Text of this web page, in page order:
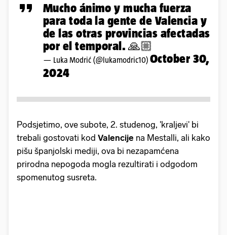
Mucho ánimo y mucha fuerza
para toda la gente de Valencia y
de las otras provincias afectadas
por el temporal. 🙏🏼
— Luka Modrić (@lukamodric10) October 30,
2024
Podsjetimo, ove subote, 2. studenog, 'kraljevi' bi
trebali gostovati kod Valencije na Mestalli, ali kako
pišu španjolski mediji, ova bi nezapamćena
prirodna nepogoda mogla rezultirati i odgodom
spomenutog susreta.